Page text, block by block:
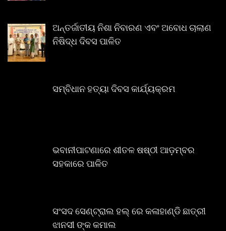
ଅନ୍ତର୍ଜାତୀୟ ନିଶା ନିବାରଣ ଏବଂ ଅବୋଧ ଚାଲାଣ
ନିଷିଦ୍ଧ ଦିବସ ପାଳିତ
ସମ୍ବିଧାନ ହତ୍ୟା ଦିବସ କାର୍ଯ୍ୟକ୍ରମ
ଭବାନୀପାଟଣାରେ ଶୀତଳ ଷଷ୍ଠୀ ଆଡ଼ମ୍ବର
ସହକାରେ ପାଳିତ
ସଂସଦ ସେଣ୍ଟ୍ରାଲ ହଲ୍ ରେ କଳାହାଣ୍ଡି ଛାତ୍ରୀ
ଝାନସୀ ଙ୍କ କମାଲ